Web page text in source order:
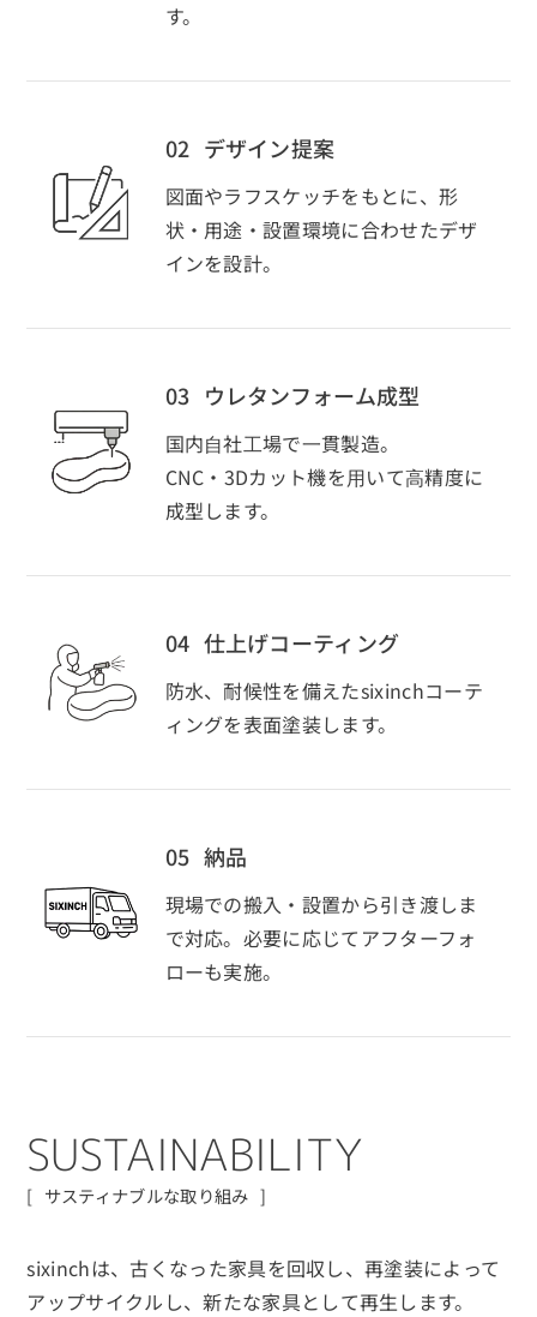
す。
02 デザイン提案
図面やラフスケッチをもとに、形
状・用途・設置環境に合わせたデザ
インを設計。
03 ウレタンフォーム成型
国内⾃社⼯場で⼀貫製造。
CNC・3Dカット機を⽤いて⾼精度に
成型します。
04 仕上げコーティング
防水、耐候性を備えたsixinchコーテ
ィングを表面塗装します。
05 納品
現場での搬入・設置から引き渡しま
で対応。必要に応じてアフターフォ
ローも実施。
SUSTAINABILITY
サスティナブルな取り組み
sixinchは、古くなった家具を回収し、再塗装によって
アップサイクルし、新たな家具として再生します。